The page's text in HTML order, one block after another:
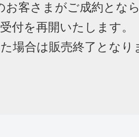
お客さまがご成約とな
付を再開いたします。
場合は販売終了となり